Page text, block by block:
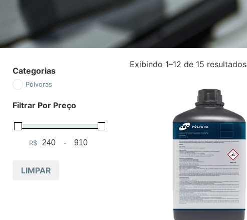
Categorias
Pólvoras
Filtrar Por Preço
R$ Minimum Price
-Maximum Price
LIMPAR
Exibindo 1–12 de 15 resultados